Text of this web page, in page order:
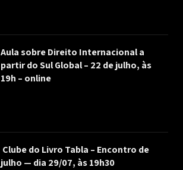
Aula sobre Direito Internacional a
partir do Sul Global – 22 de julho, às
19h – online
Clube do Livro Tabla – Encontro de
julho — dia 29/07, às 19h30